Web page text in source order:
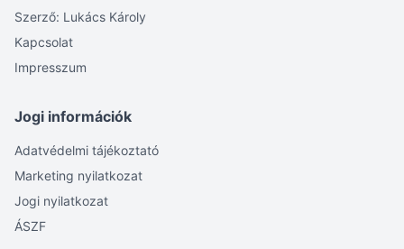
Szerző: Lukács Károly
Kapcsolat
Impresszum
Jogi információk
Adatvédelmi tájékoztató
Marketing nyilatkozat
Jogi nyilatkozat
ÁSZF